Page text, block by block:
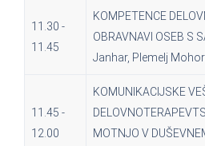
11.30 -
11.45
KOMPETENCE
OBRAVNAVI OSEB S
Janhar, Plemelj
11.45 -
12.00
KOMUNIKACIJSKE
MOTNJO V